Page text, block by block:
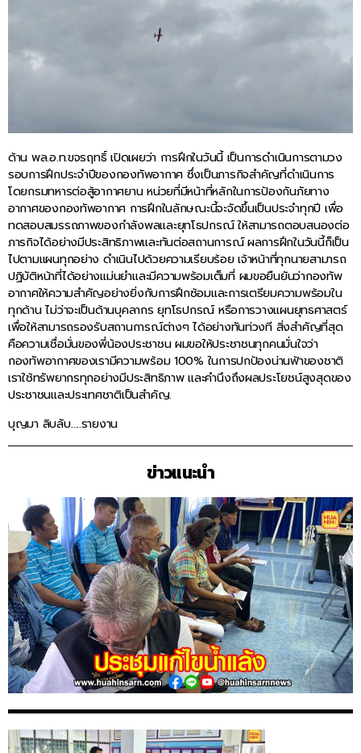
ด้าน พล.อ.ท.ขจรฤทธิ์ เปิดเผยว่า การฝึกในวันนี้ เป็นการดำเนินการตามวง
รอบการฝึกประจำปีของกองทัพอากาศ ซึ่งเป็นภารกิจสำคัญที่ดำเนินการ
โดยกรมทหารต่อสู้อากาศยาน หน่วยที่มีหน้าที่หลักในการป้องกันภัยทาง
อากาศของกองทัพอากาศ การฝึกในลักษณะนี้จะจัดขึ้นเป็นประจำทุกปี เพื่อ
ทดสอบสมรรถภาพของกำลังพลและยุทโธปกรณ์ ให้สามารถตอบสนองต่อ
ภารกิจได้อย่างมีประสิทธิภาพและทันต่อสถานการณ์ ผลการฝึกในวันนี้ก็เป็น
ไปตามแผนทุกอย่าง ดำเนินไปด้วยความเรียบร้อย เจ้าหน้าที่ทุกนายสามารถ
ปฏิบัติหน้าที่ได้อย่างแม่นยำและมีความพร้อมเต็มที่ ผมขอยืนยันว่ากองทัพ
อากาศให้ความสำคัญอย่างยิ่งกับการฝึกซ้อมและการเตรียมความพร้อมใน
ทุกด้าน ไม่ว่าจะเป็นด้านบุคลากร ยุทโธปกรณ์ หรือการวางแผนยุทธศาสตร์
เพื่อให้สามารถรองรับสถานการณ์ต่างๆ ได้อย่างทันท่วงที สิ่งสำคัญที่สุด
คือความเชื่อมั่นของพี่น้องประชาชน ผมขอให้ประชาชนทุกคนมั่นใจว่า
กองทัพอากาศของเรามีความพร้อม 100% ในการปกป้องน่านฟ้าของชาติ
เราใช้ทรัพยากรทุกอย่างมีประสิทธิภาพ และคำนึงถึงผลประโยชน์สูงสุดของ
ประชาชนและประเทศชาติเป็นสำคัญ.
บุญมา ลิบลับ…..รายงาน
ข่าวแนะนำ